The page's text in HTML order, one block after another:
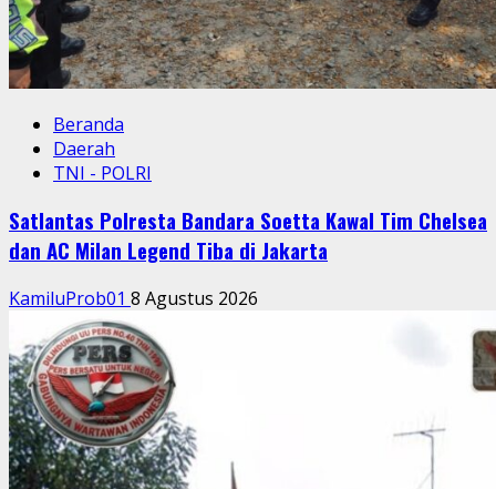
Beranda
Daerah
TNI - POLRI
Satlantas Polresta Bandara Soetta Kawal Tim Chelsea
dan AC Milan Legend Tiba di Jakarta
KamiluProb01 8 Agustus 2026